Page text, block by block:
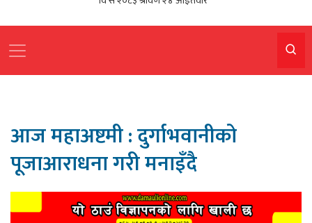
आज महाअष्टमी : दुर्गाभवानीको
पूजाआराधना गरी मनाइँदै